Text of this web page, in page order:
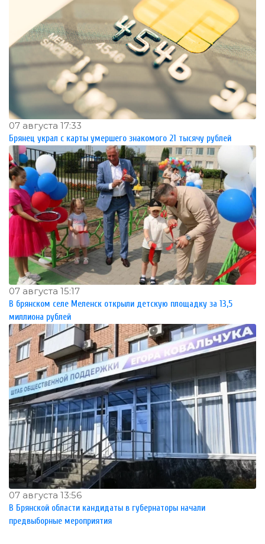
07 августа 17:33
Брянец украл с карты умершего знакомого 21 тысячу рублей
07 августа 15:17
В брянском селе Меленск открыли детскую площадку за 13,5
миллиона рублей
07 августа 13:56
В Брянской области кандидаты в губернаторы начали
предвыборные мероприятия